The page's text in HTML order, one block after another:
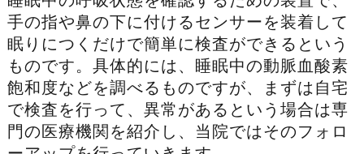
手の指や鼻の下に付けるセンサーを装着して
眠りにつくだけで簡単に検査ができるという
ものです。具体的には、睡眠中の動脈血酸素
飽和度などを調べるものですが、まずは自宅
で検査を行って、異常があるという場合は専
門の医療機関を紹介し、当院ではそのフォロ